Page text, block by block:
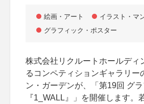
絵画・アート
イラスト・マ
グラフィック・ポスター
株式会社リクルートホールディ
るコンペティションギャラリー
ン・ガーデンが、「第19回 グ
『1_WALL』」を開催します。